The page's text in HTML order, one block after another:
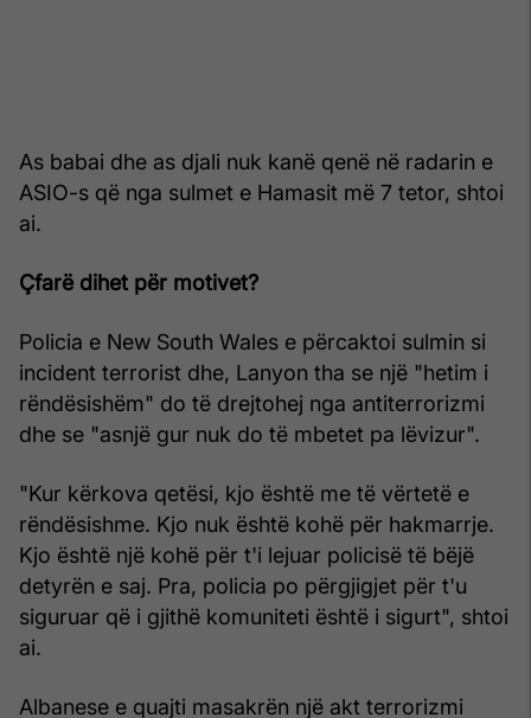
As babai dhe as djali nuk kanë qenë në radarin e
ASIO-s që nga sulmet e Hamasit më 7 tetor, shtoi
ai.
Çfarë dihet për motivet?
Policia e New South Wales e përcaktoi sulmin si
incident terrorist dhe, Lanyon tha se një "hetim i
rëndësishëm" do të drejtohej nga antiterrorizmi
dhe se "asnjë gur nuk do të mbetet pa lëvizur".
"Kur kërkova qetësi, kjo është me të vërtetë e
rëndësishme. Kjo nuk është kohë për hakmarrje.
Kjo është një kohë për t'i lejuar policisë të bëjë
detyrën e saj. Pra, policia po përgjigjet për t'u
siguruar që i gjithë komuniteti është i sigurt", shtoi
ai.
Albanese e quajti masakrën një akt terrorizmi